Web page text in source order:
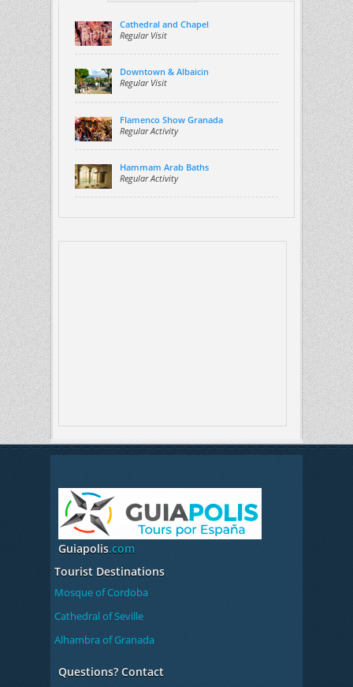
Cathedral and Chapel
Regular Visit
Downtown & Albaicin
Regular Visit
Flamenco Show Granada
Regular Activity
Hammam Arab Baths
Regular Activity
Guiapolis.com
Tourist Destinations
Mosque of Cordoba
Cathedral of Seville
Alhambra of Granada
Questions? Contact